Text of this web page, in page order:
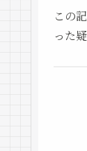
この
った